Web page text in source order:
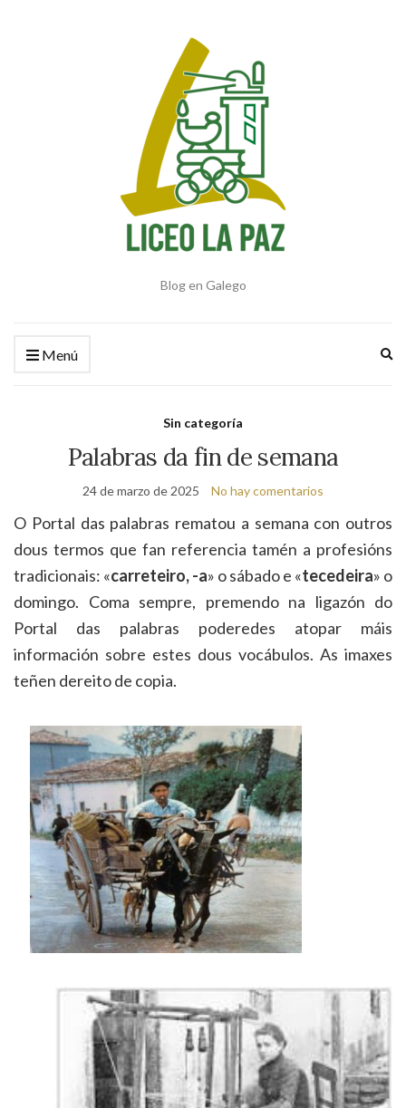
Blog en Galego
Menú
Sin categoría
Palabras da fin de semana
24 de marzo de 2025 No hay comentarios
O Portal das palabras rematou a semana con outros
dous termos que fan referencia tamén a profesións
tradicionais: «carreteiro, -a» o sábado e «tecedeira» o
domingo. Coma sempre, premendo na ligazón do
Portal das palabras poderedes atopar máis
información sobre estes dous vocábulos. As imaxes
teñen dereito de copia.